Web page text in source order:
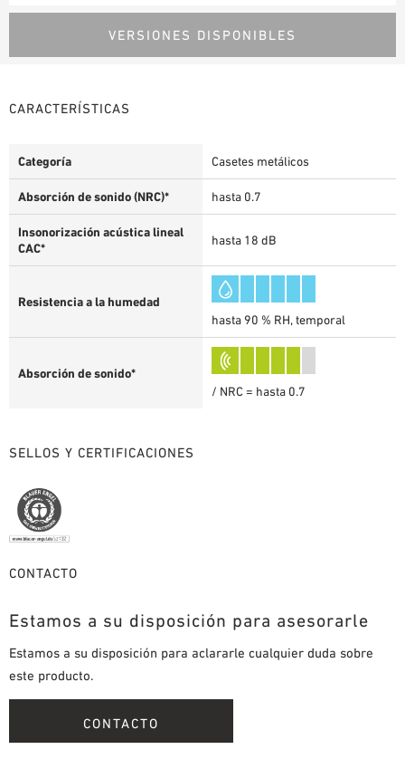
VERSIONES DISPONIBLES
CARACTERÍSTICAS
Categoría Casetes metálicos
Absorción de sonido (NRC)* hasta 0.7
Insonorización acústica lineal
CAC*
hasta 18 dB
Resistencia a la humedad
hasta 90 % RH, temporal
Absorción de sonido*
/ NRC = hasta 0.7
SELLOS Y CERTIFICACIONES
CONTACTO
Estamos a su disposición para asesorarle
Estamos a su disposición para aclararle cualquier duda sobre
este producto.
CONTACTO